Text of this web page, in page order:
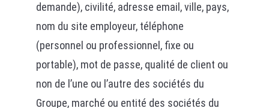
demande), civilité, adresse email, ville, pays,
nom du site employeur, téléphone
(personnel ou professionnel, fixe ou
portable), mot de passe, qualité de client ou
non de l’une ou l’autre des sociétés du
Groupe, marché ou entité des sociétés du